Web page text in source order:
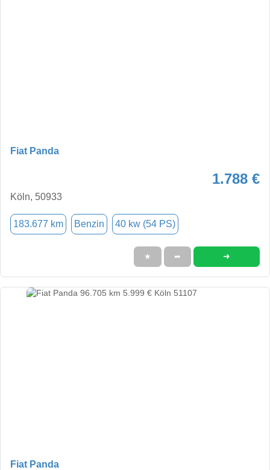
Fiat Panda
1.788 €
Köln, 50933
183.677 km Benzin 40 kw (54 PS)
★ ➦ ➜
Fiat Panda